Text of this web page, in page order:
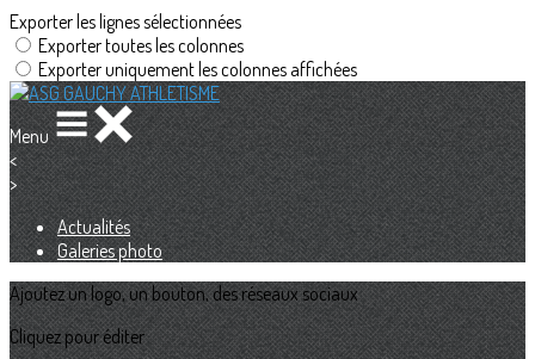
Exporter les lignes sélectionnées
Exporter toutes les colonnes
Exporter uniquement les colonnes affichées
Menu
<
>
Actualités
Galeries photo
Ajoutez un logo, un bouton, des réseaux sociaux
Cliquez pour éditer